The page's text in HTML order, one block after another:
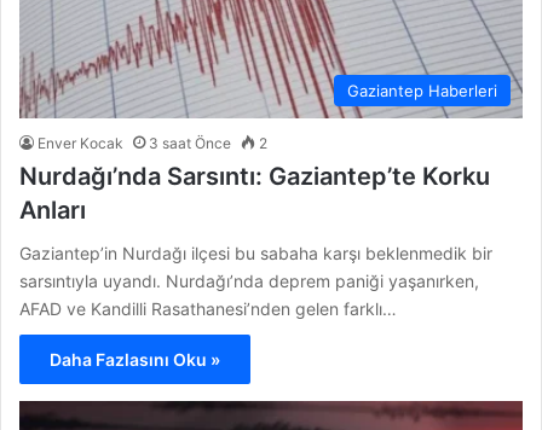
Gaziantep Haberleri
Enver Kocak 3 saat Önce 2
Nurdağı’nda Sarsıntı: Gaziantep’te Korku
Anları
Gaziantep’in Nurdağı ilçesi bu sabaha karşı beklenmedik bir
sarsıntıyla uyandı. Nurdağı’nda deprem paniği yaşanırken,
AFAD ve Kandilli Rasathanesi’nden gelen farklı…
Daha Fazlasını Oku »